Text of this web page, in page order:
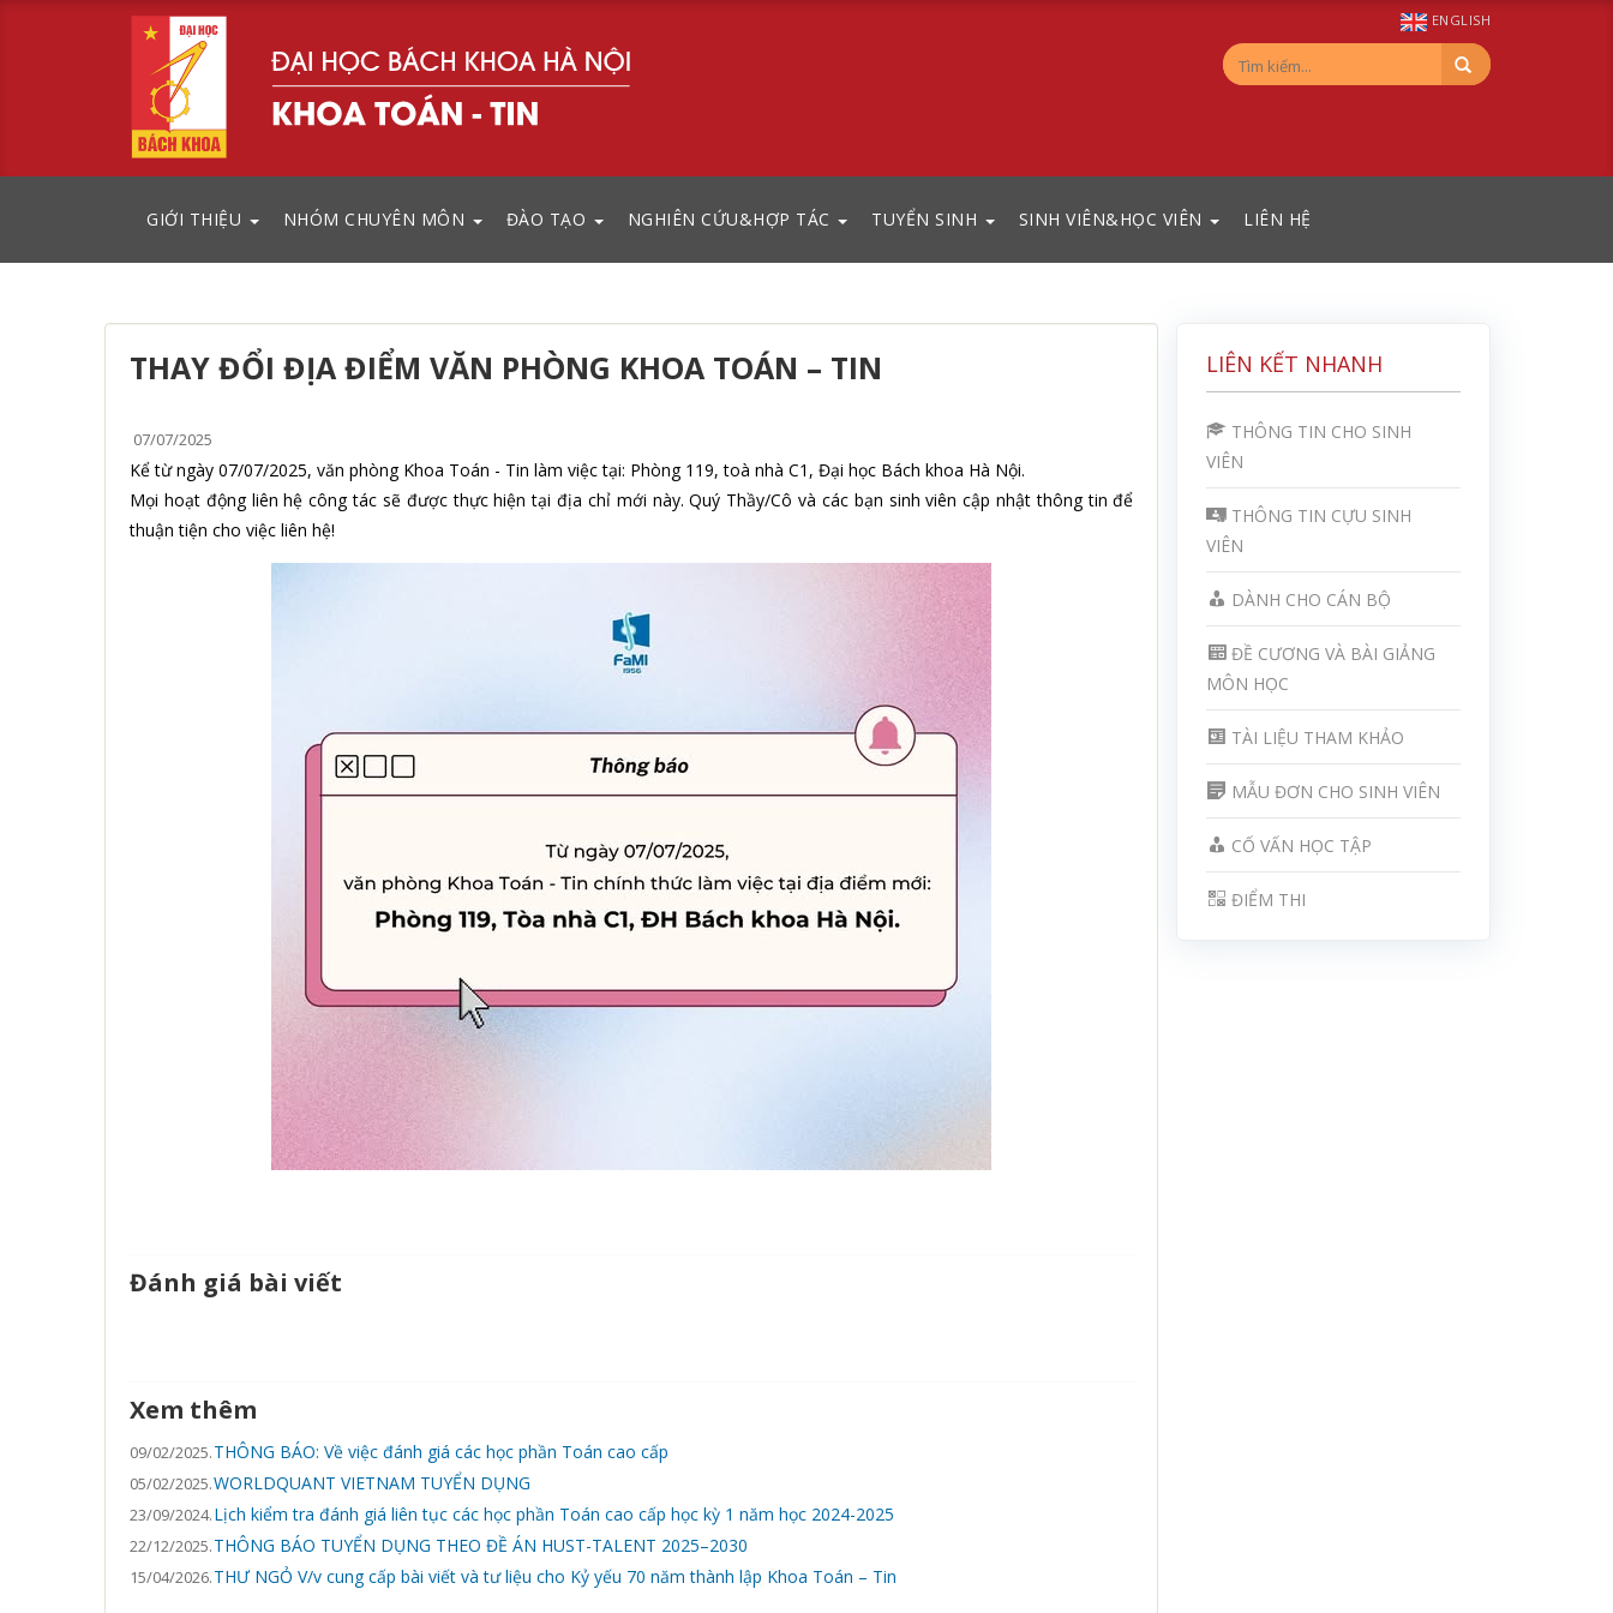
ENGLISH
GIỚI THIỆU NHÓM CHUYÊN MÔN ĐÀO TẠO NGHIÊN CỨU&HỢP TÁC TUYỂN SINH SINH VIÊN&HỌC VIÊN LIÊN HỆ
LIÊN KẾT NHANH
THÔNG TIN CHO SINH
VIÊN
THÔNG TIN CỰU SINH
VIÊN
DÀNH CHO CÁN BỘ
ĐỀ CƯƠNG VÀ BÀI GIẢNG
MÔN HỌC
TÀI LIỆU THAM KHẢO
MẪU ĐƠN CHO SINH VIÊN
CỐ VẤN HỌC TẬP
ĐIỂM THI
THAY ĐỔI ĐỊA ĐIỂM VĂN PHÒNG KHOA TOÁN – TIN
07/07/2025
Kể từ ngày 07/07/2025, văn phòng Khoa Toán - Tin làm việc tại: Phòng 119, toà nhà C1, Đại học Bách khoa Hà Nội.
Mọi hoạt động liên hệ công tác sẽ được thực hiện tại địa chỉ mới này. Quý Thầy/Cô và các bạn sinh viên cập nhật thông tin để
thuận tiện cho việc liên hệ!
Đánh giá bài viết
Xem thêm
09/02/2025.THÔNG BÁO: Về việc đánh giá các học phần Toán cao cấp
05/02/2025.WORLDQUANT VIETNAM TUYỂN DỤNG
23/09/2024.Lịch kiểm tra đánh giá liên tục các học phần Toán cao cấp học kỳ 1 năm học 2024-2025
22/12/2025.THÔNG BÁO TUYỂN DỤNG THEO ĐỀ ÁN HUST-TALENT 2025–2030
15/04/2026.THƯ NGỎ V/v cung cấp bài viết và tư liệu cho Kỷ yếu 70 năm thành lập Khoa Toán – Tin